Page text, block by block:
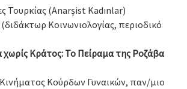
Τουρκίας (Anarşist Kadınlar)
Κοινωνιολογίας, περιοδικό
χωρίς Κράτος: Το Πείραμα της Ροζάβα
Κούρδων Γυναικών, παν/μιο